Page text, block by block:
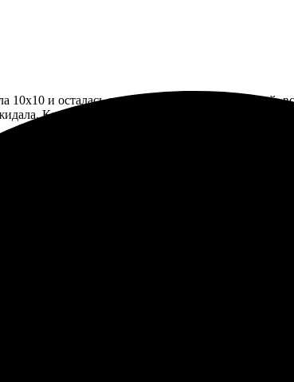
и осталась очень довольна. Сайт удобный,
Качество впечатляет, цвета яркие,
печать фото 10х10 в Борисоглебске, выбрал на